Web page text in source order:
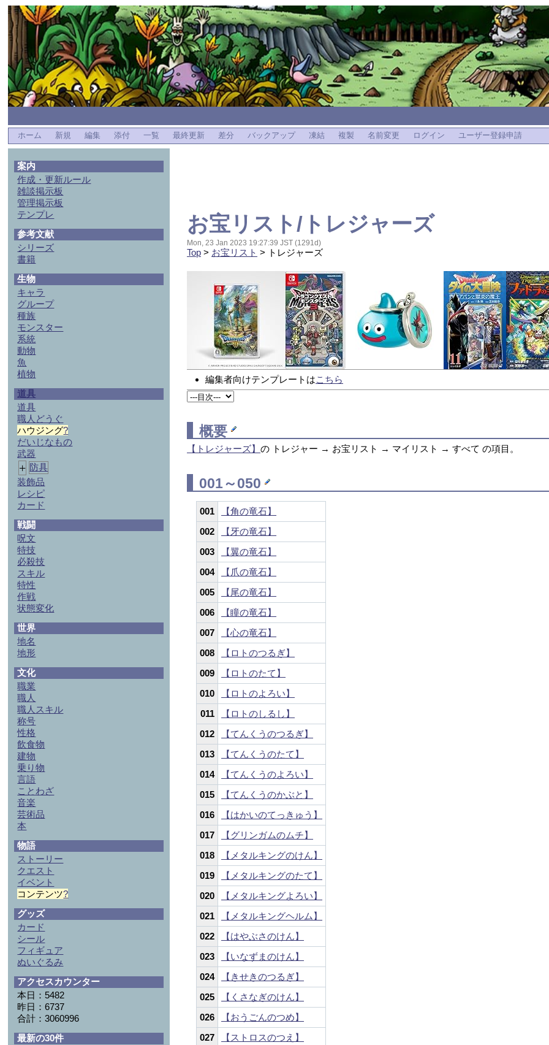
ホーム 新規 編集 添付 一覧 最終更新 差分 バックアップ 凍結 複製 名前変更 ログイン ユーザー登録申請
お宝リスト/トレジャーズ
Mon, 23 Jan 2023 19:27:39 JST (1291d)
Top > お宝リスト > トレジャーズ
編集者向けテンプレートはこちら
概要
【トレジャーズ】の トレジャー → お宝リスト → マイリスト → すべて の項目。
001～050
001
【角の竜石】
002
【牙の竜石】
003
【翼の竜石】
004
【爪の竜石】
005
【尾の竜石】
006
【瞳の竜石】
007
【心の竜石】
008
【ロトのつるぎ】
009
【ロトのたて】
010
【ロトのよろい】
011
【ロトのしるし】
012
【てんくうのつるぎ】
013
【てんくうのたて】
014
【てんくうのよろい】
015
【てんくうのかぶと】
016
【はかいのてっきゅう】
017
【グリンガムのムチ】
018
【メタルキングのけん】
019
【メタルキングのたて】
020
【メタルキングよろい】
021
【メタルキングヘルム】
022
【はやぶさのけん】
023
【いなずまのけん】
024
【きせきのつるぎ】
025
【くさなぎのけん】
026
【おうごんのつめ】
027
【ストロスのつえ】
案内
作成・更新ルール
雑談掲示板
管理掲示板
テンプレ
参考文献
シリーズ
書籍
生物
キャラ
グループ
種族
モンスター
系統
動物
魚
植物
道具
道具
職人どうぐ
ハウジング?
だいじなもの
武器
+ 防具
装飾品
レシピ
カード
戦闘
呪文
特技
必殺技
スキル
特性
作戦
状態変化
世界
地名
地形
文化
職業
職人
職人スキル
称号
性格
飲食物
建物
乗り物
言語
ことわざ
音楽
芸術品
本
物語
ストーリー
クエスト
イベント
コンテンツ?
グッズ
カード
シール
フィギュア
ぬいぐるみ
アクセスカウンター
本日：5482
昨日：6737
合計：3060996
最新の30件